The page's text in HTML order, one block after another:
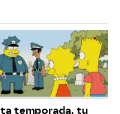
temporada, tu